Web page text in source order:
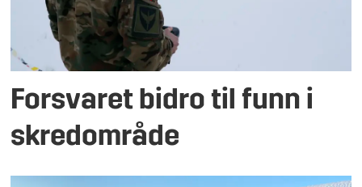
Forsvaret bidro til funn i
skredområde